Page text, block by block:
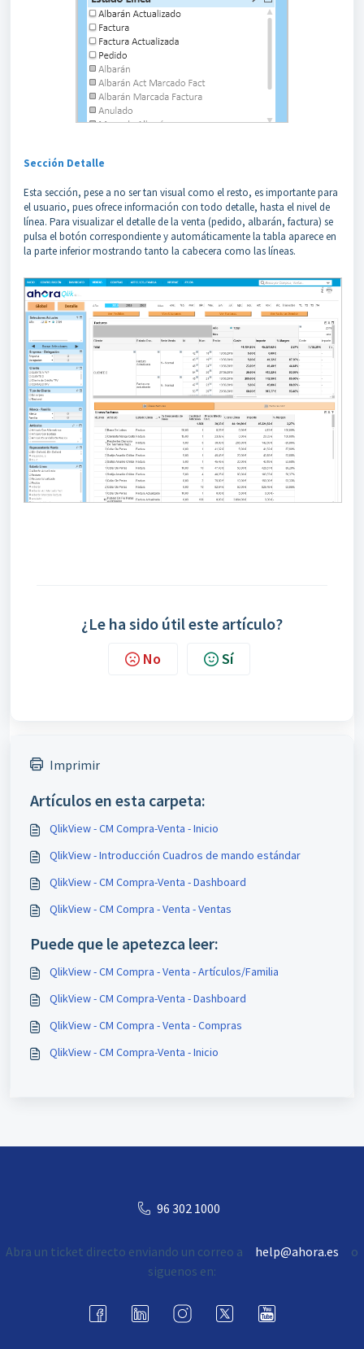
Sección Detalle
Esta sección, pese a no ser tan visual como el resto, es importante para
el usuario, pues ofrece información con todo detalle, hasta el nivel de
línea. Para visualizar el detalle de la venta (pedido, albarán, factura) se
pulsa el botón correspondiente y automáticamente la tabla aparece en
la parte inferior mostrando tanto la cabecera como las líneas.
¿Le ha sido útil este artículo?
No Sí
Imprimir
Artículos en esta carpeta:
QlikView - CM Compra-Venta - Inicio
QlikView - Introducción Cuadros de mando estándar
QlikView - CM Compra-Venta - Dashboard
QlikView - CM Compra - Venta - Ventas
Puede que le apetezca leer:
QlikView - CM Compra - Venta - Artículos/Familia
QlikView - CM Compra-Venta - Dashboard
QlikView - CM Compra - Venta - Compras
QlikView - CM Compra-Venta - Inicio
96 302 1000
Abra un ticket directo enviando un correo a help@ahora.es
o
siguenos en: